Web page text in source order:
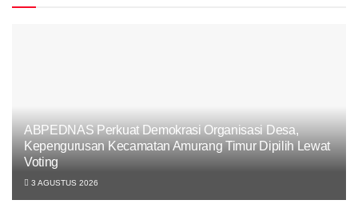
ABPEDNAS Perkuat Demokrasi Organisasi Desa,
Kepengurusan Kecamatan Amurang Timur Dipilih Lewat
Voting
3 AGUSTUS 2026